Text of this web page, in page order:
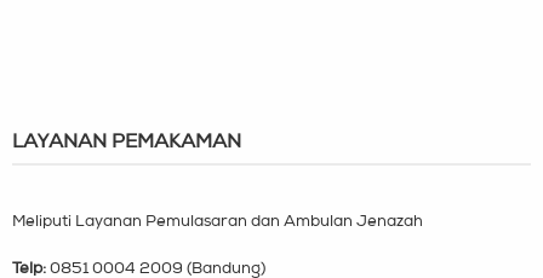
LAYANAN PEMAKAMAN
Meliputi Layanan Pemulasaran dan Ambulan Jenazah
Telp: 0851 0004 2009 (Bandung)